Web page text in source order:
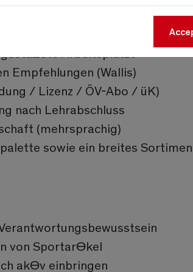
im Detailhandel
das dich unterstützt
Arbeitsplätze
Empfehlungen (Wallis)
/ Lizenz / ÖV-Abo / üK)
nach Lehrabschluss
(mehrsprachig)
sowie ein breites
von SportarƟkel
akƟv einbringen